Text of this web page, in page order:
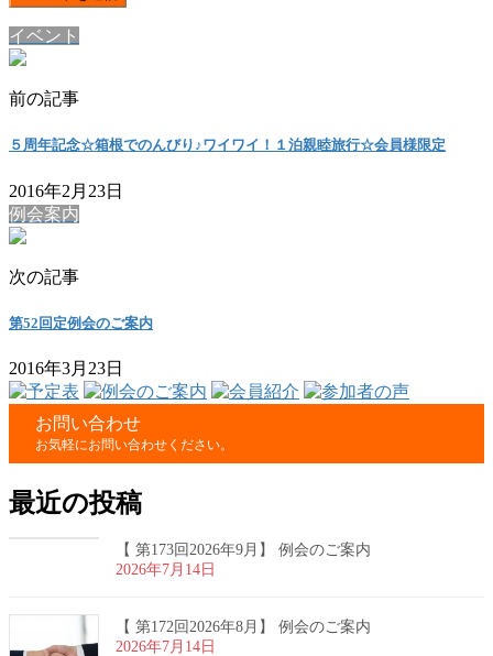
イベント
前の記事
５周年記念☆箱根でのんびり♪ワイワイ！１泊親睦旅行☆会員様限定
2016年2月23日
例会案内
次の記事
第52回定例会のご案内
2016年3月23日
お問い合わせ
お気軽にお問い合わせください。
最近の投稿
【 第173回2026年9月】 例会のご案内
2026年7月14日
【 第172回2026年8月】 例会のご案内
2026年7月14日